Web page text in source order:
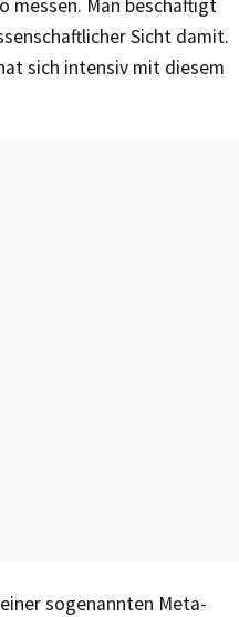
messen. Man beschäftigt
Sicht damit.
sich intensiv mit diesem
sogenannten Meta-